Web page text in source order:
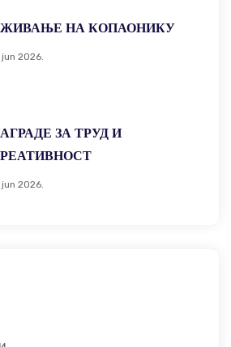
НА КОПАОНИКУ
jun 2026.
ЗА ТРУД И
jun 2026.